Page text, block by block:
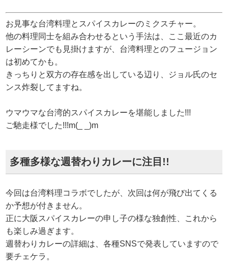
お見事な台湾料理とスパイスカレーのミクスチャー。
他の料理同士を組み合わせるという手法は、ここ最近のカ
レーシーンでも見掛けますが、台湾料理とのフュージョン
は初めてかも。
きっちりと双方の存在感を出している辺り、ジョル氏のセ
ンス炸裂してますね。
ウマウマな台湾的スパイスカレーを堪能しました!!!
ご馳走様でした!!!m(_ _)m
多種多様な週替わりカレーに注目!!
今回は台湾料理コラボでしたが、次回は何が飛び出てくる
か予想が付きません。
正に大阪スパイスカレーの申し子の様な独創性、これから
も楽しみ過ぎます。
週替わりカレーの詳細は、各種SNSで発表していますので
要チェケラ。